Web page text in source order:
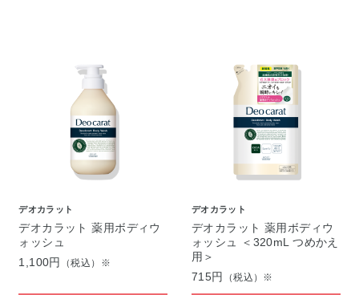
デオカラット
デオカラット 薬用ボディウ
ォッシュ
1,100円
（税込）※
デオカラット
デオカラット 薬用ボディウ
ォッシュ ＜320mL つめかえ
用＞
715円
（税込）※